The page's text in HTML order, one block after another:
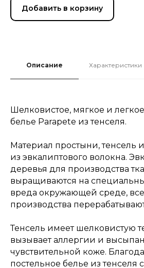
Добавить в корзину
Описание Характеристики
Шелковистое, мягкое и
белье Parapete из тенселя.
Материал простыни, тенсель
из эвкалиптового волокна.
деревья для производства
выращиваются на
вреда окружающей среде,
производства
Тенсель имеет шелковистую
вызывает аллергии и
чувствительной коже.
постельное белье из тенселя